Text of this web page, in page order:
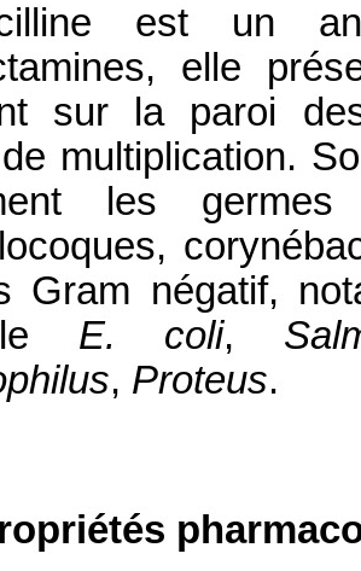
est un
elle
sur la paroi
multiplication.
les germes
Gram négatif,
E. coli,
, Proteus.